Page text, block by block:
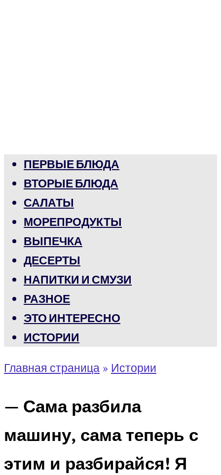
ПЕРВЫЕ БЛЮДА
ВТОРЫЕ БЛЮДА
САЛАТЫ
МОРЕПРОДУКТЫ
ВЫПЕЧКА
ДЕСЕРТЫ
НАПИТКИ И СМУЗИ
РАЗНОЕ
ЭТО ИНТЕРЕСНО
ИСТОРИИ
Главная страница » Истории
— Сама разбила
машину, сама теперь с
этим и разбирайся! Я